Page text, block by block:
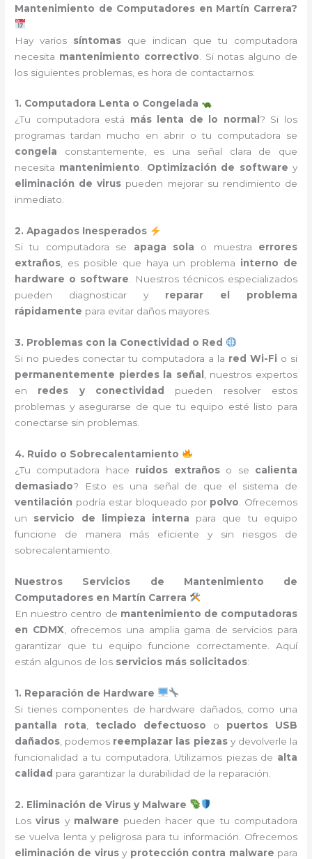
Mantenimiento de Computadores en Martín Carrera?
Hay varios síntomas que indican que tu computadora
necesita mantenimiento correctivo . Si notas alguno de
los siguientes problemas, es hora de contactarnos:
1. Computadora Lenta o Congelada
¿Tu computadora está más lenta de lo normal ? Si los
programas tardan mucho en abrir o tu computadora se
congela constantemente, es una señal clara de que
necesita mantenimiento. Optimización de software y
eliminación de virus pueden mejorar su rendimiento de
inmediato.
2. Apagados Inesperados
Si tu computadora se apaga sola o muestra errores
extraños, es posible que haya un problema interno de
hardware o software. Nuestros técnicos especializados
pueden diagnosticar y reparar el problema
rápidamente para evitar daños mayores.
3. Problemas con la Conectividad o Red
Si no puedes conectar tu computadora a la red Wi-Fi o si
permanentemente pierdes la señal
, nuestros expertos
en redes y conectividad
pueden resolver estos
problemas y asegurarse de que tu equipo esté listo para
conectarse sin problemas.
4. Ruido o Sobrecalentamiento
¿Tu computadora hace ruidos extrañoso se calienta
demasiado? Esto es una señal de que el sistema de
ventilación podría estar bloqueado por polvo . Ofrecemos
un servicio de limpieza interna para que tu equipo
funcione de manera más eficiente y sin riesgos de
sobrecalentamiento.
Nuestros Servicios de Mantenimiento de
Computadores en Martín Carrera
En nuestro centro de mantenimiento de computadoras
en CDMX , ofrecemos una amplia gama de servicios para
garantizar que tu equipo funcione correctamente. Aquí
están algunos de los servicios más solicitados:
1. Reparación de Hardware
Si tienes componentes de hardware dañados, como una
pantalla rota
teclado defectuoso o puertos USB
dañados , podemos reemplazar las piezasy devolverle la
funcionalidad a tu computadora. Utilizamos piezas de alta
calidad para garantizar la durabilidad de la reparación.
2. Eliminación de Virus y Malware
Losvirus y malware pueden hacer que tu computadora
se vuelva lenta y peligrosa para tu información. Ofrecemos
eliminación de virusy protección contra malware para